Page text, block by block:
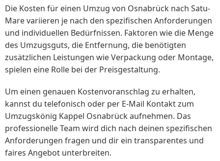
Die Kosten für einen Umzug von Osnabrück nach Satu-
Mare variieren je nach den spezifischen Anforderungen
und individuellen Bedürfnissen. Faktoren wie die Menge
des Umzugsguts, die Entfernung, die benötigten
zusätzlichen Leistungen wie Verpackung oder Montage,
spielen eine Rolle bei der Preisgestaltung.
Um einen genauen Kostenvoranschlag zu erhalten,
kannst du telefonisch oder per E-Mail Kontakt zum
Umzugskönig Kappel Osnabrück aufnehmen. Das
professionelle Team wird dich nach deinen spezifischen
Anforderungen fragen und dir ein transparentes und
faires Angebot unterbreiten.